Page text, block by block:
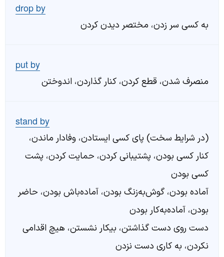
drop by
به کسی سر زدن، مختصر دیدن کردن
put by
منصرف شدن، قطع کردن، کنار گذاردن، اندوختن
stand by
(در شرایط سخت) پای کسی ایستادن، وفادار ماندن،
کنار کسی بودن، پشتیبانی کردن، حمایت کردن، پشت
کسی بودن
آماده بودن، گوش‌به‌زنگ بودن، آماده‌باش بودن، حاضر
بودن، آماده‌به‌کار بودن
دست روی دست گذاشتن، بیکار نشستن، هیچ اقدامی
نکردن، به کاری دست نزدن